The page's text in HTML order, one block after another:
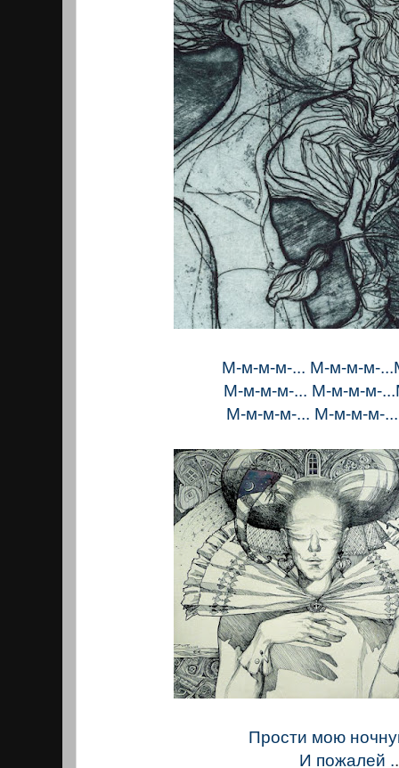
М-м-м-м-... М-м-м-м-
М-м-м-м-... М-м-м-м-
М-м-м-м-... М-м-м-м-
Прости мою
И пожалей .